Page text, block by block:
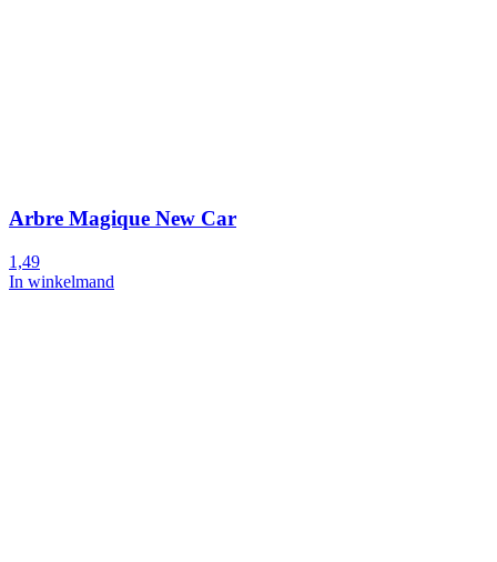
Arbre Magique New Car
1,49
In winkelmand